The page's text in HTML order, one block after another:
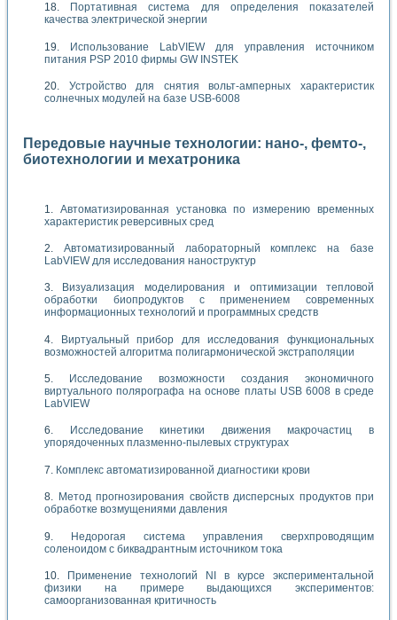
Портативная система для определения показателей
качества электрической энергии
Использование LabVIEW для управления источником
питания PSP 2010 фирмы GW INSTEK
Устройство для снятия вольт-амперных характеристик
солнечных модулей на базе USB-6008
Передовые научные технологии: нано-, фемто-,
биотехнологии и мехатроника
Автоматизированная установка по измерению временных
характеристик реверсивных сред
Автоматизированный лабораторный комплекс на базе
LabVIEW для исследования наноструктур
Визуализация моделирования и оптимизации тепловой
обработки биопродуктов с применением современных
информационных технологий и программных средств
Виртуальный прибор для исследования функциональных
возможностей алгоритма полигармонической экстраполяции
Исследование возможности создания экономичного
виртуального полярографа на основе платы USB 6008 в среде
LabVIEW
Исследование кинетики движения макрочастиц в
упорядоченных плазменно-пылевых структурах
Комплекс автоматизированной диагностики крови
Метод прогнозирования свойств дисперсных продуктов при
обработке возмущениями давления
Недорогая система управления сверхпроводящим
соленоидом с биквадрантным источником тока
Применение технологий NI в курсе экспериментальной
физики на примере выдающихся экспериментов:
самоорганизованная критичность